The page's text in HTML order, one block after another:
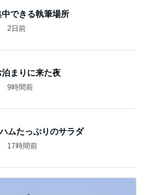
できる執筆場所
2日前
まりに来た夜
9時間前
ムたっぷりのサラダ
17時間前